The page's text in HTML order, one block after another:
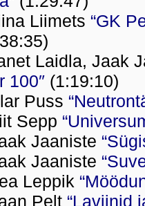
Liimets “GK
Laidla, Jaak
100″ (1:19:10)
Puss
Sepp
Jaaniste
Jaaniste
Leppik
Pelt “Laviinid